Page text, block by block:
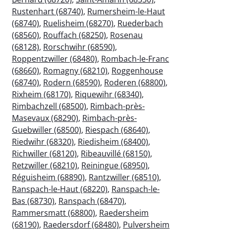
Rustenhart (68740), Rumersheim-le-Haut
(68740), Ruelisheim (68270), Ruederbach
(68560), Rouffach (68250), Rosenau
(68128), Rorschwihr (68590),
Roppentzwiller (68480), Rombach-le-Franc
(68660), Romagny (68210), Roggenhouse
(68740), Rodern (68590), Roderen (68800),
Rixheim (68170), Riquewihr (68340),
Rimbachzell (68500), Rimbach-près-
Masevaux (68290), Rimbach-près-
Guebwiller (68500), Riespach (68640),
Riedwihr (68320), Riedisheim (68400),
Richwiller (68120), Ribeauvillé (68150),
Retzwiller (68210), Reiningue (68950),
Réguisheim (68890), Rantzwiller (68510),
Ranspach-le-Haut (68220), Ranspach-le-
Bas (68730), Ranspach (68470),
Rammersmatt (68800), Raedersheim
(68190), Raedersdorf (68480), Pulversheim